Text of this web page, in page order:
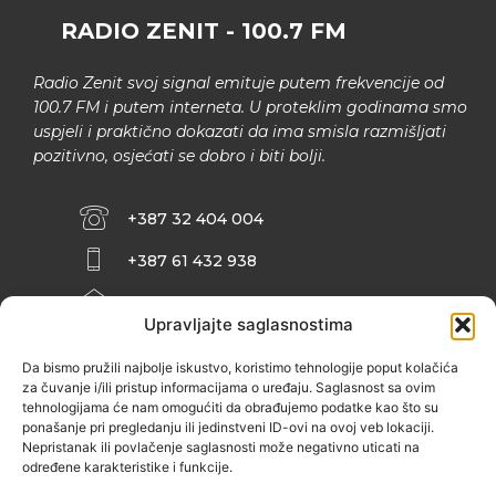
Upravljajte saglasnostima
Da bismo pružili najbolje iskustvo, koristimo tehnologije poput kolačića
za čuvanje i/ili pristup informacijama o uređaju. Saglasnost sa ovim
tehnologijama će nam omogućiti da obrađujemo podatke kao što su
ponašanje pri pregledanju ili jedinstveni ID-ovi na ovoj veb lokaciji.
Nepristanak ili povlačenje saglasnosti može negativno uticati na
određene karakteristike i funkcije.
RADIO ZENIT - 100.7 FM
Radio Zenit svoj signal emituje putem frekvencije od
100.7 FM i putem interneta. U proteklim godinama smo
uspjeli i praktično dokazati da ima smisla razmišljati
pozitivno, osjećati se dobro i biti bolji.
+387 32 404 004
+387 61 432 938
INFO@ZENIT.BA
ZENIČANKA, 3. SPRAT), 72000 ZENICA